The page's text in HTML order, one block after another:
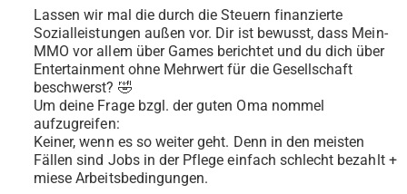
Lassen wir mal die durch die Steuern finanzierte
Sozialleistungen außen vor. Dir ist bewusst, dass Mein-
MMO vor allem über Games berichtet und du dich über
Entertainment ohne Mehrwert für die Gesellschaft
beschwerst? 🤣
Um deine Frage bzgl. der guten Oma nommel
aufzugreifen:
Keiner, wenn es so weiter geht. Denn in den meisten
Fällen sind Jobs in der Pflege einfach schlecht bezahlt +
miese Arbeitsbedingungen.